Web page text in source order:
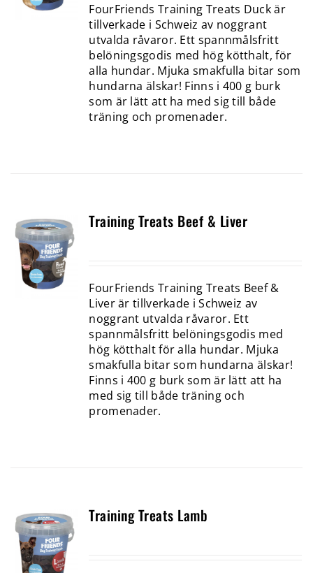
FourFriends Training Treats Duck är
tillverkade i Schweiz av noggrant
utvalda råvaror. Ett spannmålsfritt
belöningsgodis med hög kötthalt, för
alla hundar. Mjuka smakfulla bitar som
hundarna älskar! Finns i 400 g burk
som är lätt att ha med sig till både
träning och promenader.
Training Treats Beef & Liver
FourFriends Training Treats Beef &
Liver är tillverkade i Schweiz av
noggrant utvalda råvaror. Ett
spannmålsfritt belöningsgodis med
hög kötthalt för alla hundar. Mjuka
smakfulla bitar som hundarna älskar!
Finns i 400 g burk som är lätt att ha
med sig till både träning och
promenader.
Training Treats Lamb